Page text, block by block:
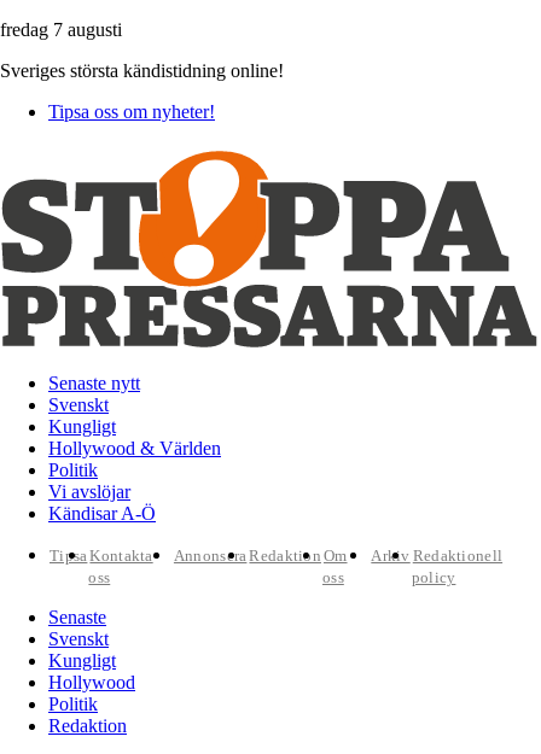
fredag 7 augusti
Sveriges största kändistidning online!
Tipsa oss om nyheter!
Senaste nytt
Svenskt
Kungligt
Hollywood & Världen
Politik
Vi avslöjar
Kändisar A-Ö
TipsaKontakta
oss
AnnonseraRedaktion Om
oss
Arkiv Redaktionell
policy
Senaste
Svenskt
Kungligt
Hollywood
Politik
Redaktion